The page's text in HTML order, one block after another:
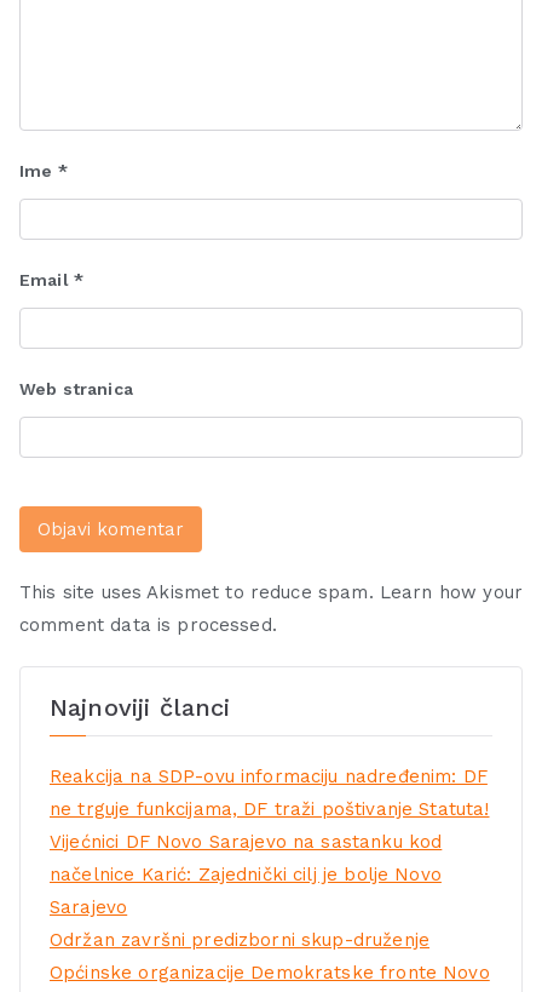
Ime *
Email *
Web stranica
This site uses Akismet to reduce spam. Learn how your
comment data is processed.
Najnoviji članci
Reakcija na SDP-ovu informaciju nadređenim: DF
ne trguje funkcijama, DF traži poštivanje Statuta!
Vijećnici DF Novo Sarajevo na sastanku kod
načelnice Karić: Zajednički cilj je bolje Novo
Sarajevo
Održan završni predizborni skup-druženje
Općinske organizacije Demokratske fronte Novo